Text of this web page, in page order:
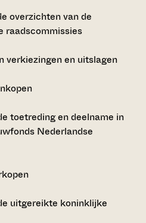
overzichten van de
raadscommissies
verkiezingen en uitslagen
toetreding en deelname in
Nederlandse
uitgereikte koninklijke